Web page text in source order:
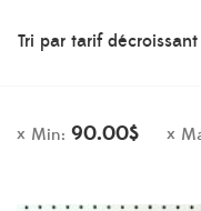
Min: 90.00$